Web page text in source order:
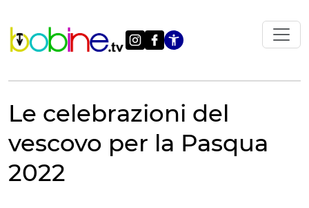
contenuto
Apri le
Le celebrazioni del
vescovo per la Pasqua
2022